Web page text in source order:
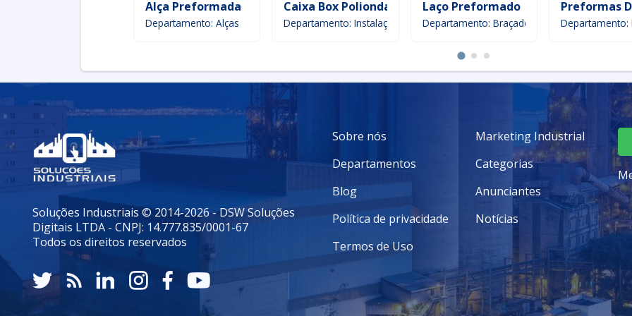
Alça Preformada
Departamento: Alças
Caixa Box Polionda
Departamento: Instalação
Laço Preformado
Departamento: Braçadeiras
Preformas
Departamento:
Soluções Industriais © 2014-2026 - DSW Soluções
Digitais LTDA - CNPJ: 14.777.835/0001-67
Todos os direitos reservados
Sobre nós
Departamentos
Blog
Política de privacidade
Termos de Uso
Marketing Industrial
Categorias
Anunciantes
Notícias